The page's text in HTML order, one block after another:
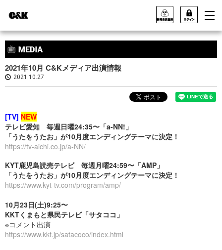
2021年10月 C&Kメディア出演情報
2021.10.27
[TV] NEW
テレビ愛知 毎週日曜24:35〜「a-NN!」
「うたをうたお」が10月度エンディングテーマに決定！
https://tv-aichi.co.jp/a-NN/
KYT鹿児島読売テレビ 毎週月曜24:59〜「AMP」
「うたをうたお」が10月度エンディングテーマに決定！
https://www.kyt-tv.com/program/amp/
10月23日(土)9:25〜
KKTくまもと県民テレビ「サタココ」
※コメント出演
https://www.kkt.jp/satacoco/index.html